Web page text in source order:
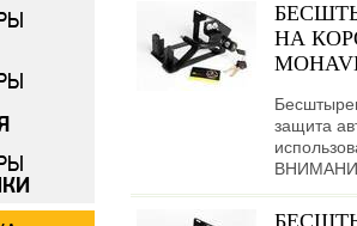
НА
защита